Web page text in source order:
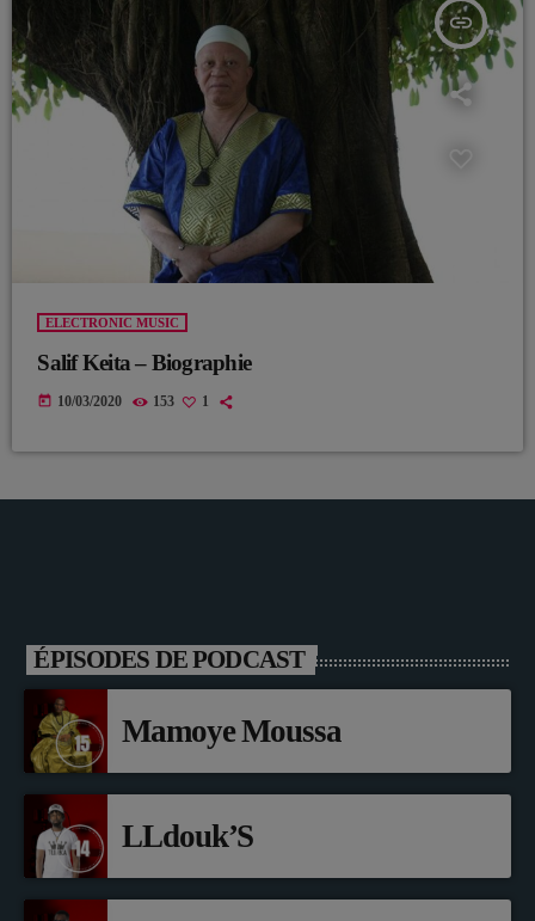
insert_link
ELECTRONIC MUSIC
Salif Keita – Biographie
today 10/03/2020 153 1
ÉPISODES DE PODCAST
Mamoye Moussa
LLdouk’S